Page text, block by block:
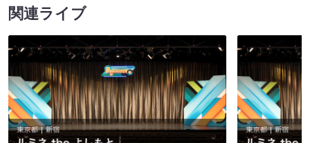
関連ライブ